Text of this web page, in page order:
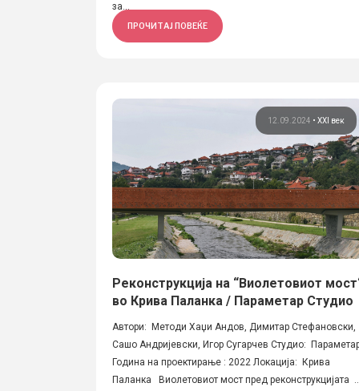
за...
ПРОЧИТАЈ ПОВЕЌЕ
12.09.2024 •XXI век
Реконструкција на “Виолетовиот
во Крива Паланка / Параметар Студио
Автори: Методи Хаџи Андов, Димитар Стефановски,
Сашо Андријевски, Игор Сугарчев Студио:
Година на проектирање : 2022 Локација: Крива
Паланка Виолетовиот мост пред реконструкцијата